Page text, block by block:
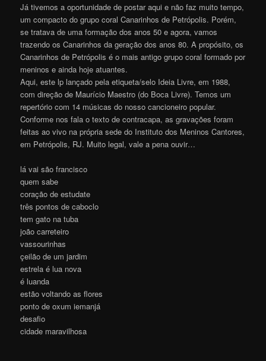
Já tivemos a oportunidade de postar aqui e não faz muito tempo,
um compacto do grupo coral Canarinhos de Petrópolis. Porém,
se tratava de uma formação dos anos 50 e agora, vamos
trazendo os Canarinhos da geração dos anos 80. A propósito, os
Canarinhos de Petrópolis é o mais antigo grupo coral formado por
meninos e ainda hoje atuantes.
Aqui, este lp lançado pela etiqueta/selo Ideia Livre, em 1988,
com direção de Maurício Maestro (do Boca Livre). Temos um
repertório com 14 músicas do nosso cancioneiro popular.
Conforme nos fala o texto de contracapa, as gravações foram
feitas ao vivo na própria sede do Instituto dos Meninos Cantores,
em Petrópolis, RJ. Muito legal, vale a pena ouvir…
lá vai são francisco
quem sabe
coração de estudate
três pontos de caboclo
tem gato na tuba
joão carreteiro
vassourinhas
çeilão de um jardim
estrela é lua nova
é luanda
estão voltando as flores
ponto de oxum iemanjá
desafio
cidade maravilhosa